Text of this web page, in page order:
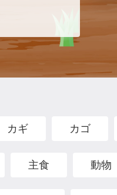
カギ カゴ
主食 動物